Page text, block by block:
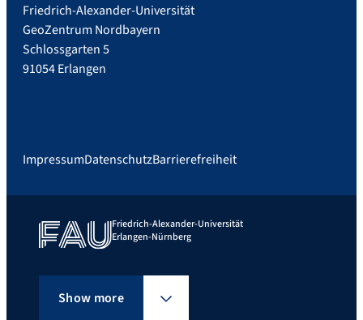
Friedrich-Alexander-Universität
GeoZentrum Nordbayern
Schlossgarten 5
91054 Erlangen
ImpressumDatenschutzBarrierefreiheit
Friedrich-Alexander-Universität
Erlangen-Nürnberg
Show more